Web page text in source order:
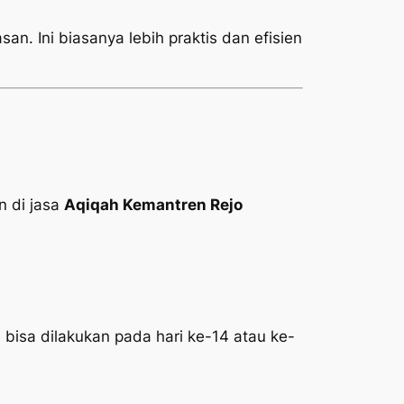
Ini biasanya lebih praktis dan efisien
di jasa Aqiqah Kemantren Rejo
dilakukan pada hari ke-14 atau ke-